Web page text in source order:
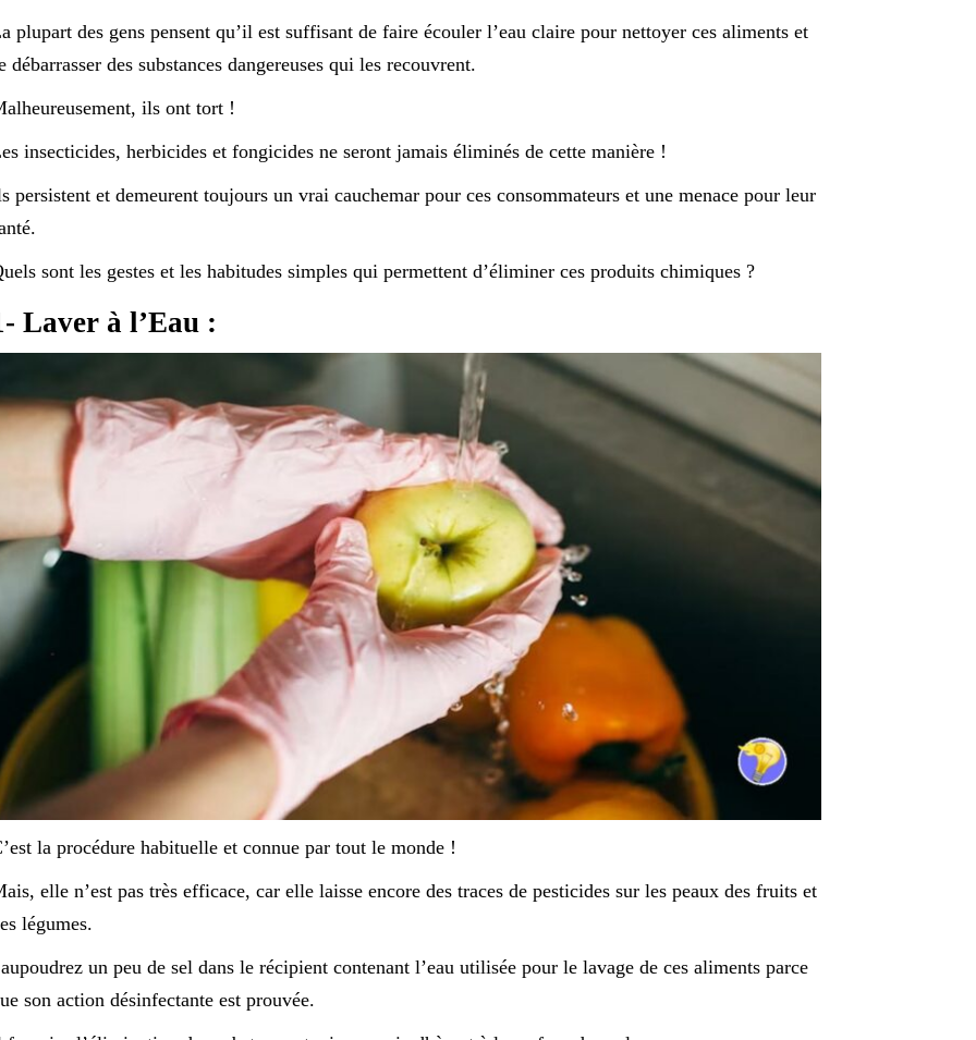
plupart des gens pensent qu’il est suffisant de faire écouler l’eau claire pour nettoyer ces aliments et
débarrasser des substances dangereuses qui les recouvrent.
ils ont tort !
insecticides, herbicides et fongicides ne seront jamais éliminés de cette manière !
persistent et demeurent toujours un vrai cauchemar pour ces consommateurs et une menace pour leur
sont les gestes et les habitudes simples qui permettent d’éliminer ces produits chimiques ?
Laver à l’Eau :
la procédure habituelle et connue par tout le monde !
elle n’est pas très efficace, car elle laisse encore des traces de pesticides sur les peaux des fruits et
légumes.
un peu de sel dans le récipient contenant l’eau utilisée pour le lavage de ces aliments parce
son action désinfectante est prouvée.